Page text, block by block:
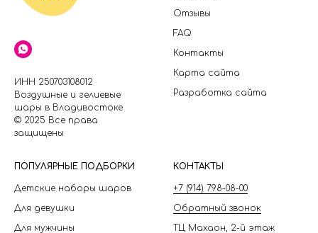
ИНН 250703108012
Воздушные и гелиевые
шары в Владивостоке
© 2025 Все права
защищены
Отзывы
FAQ
Контакты
Карта сайта
Разработка сайта
ПОПУЛЯРНЫЕ ПОДБОРКИ
Детские наборы шаров
Для девушки
Для мужчины
КОНТАКТЫ
+7 (914) 798-08-00
Обратный звонок
ТЦ Махаон, 2-й этаж